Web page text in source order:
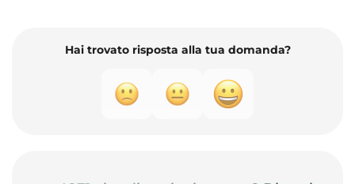
Hai trovato risposta alla tua domanda?